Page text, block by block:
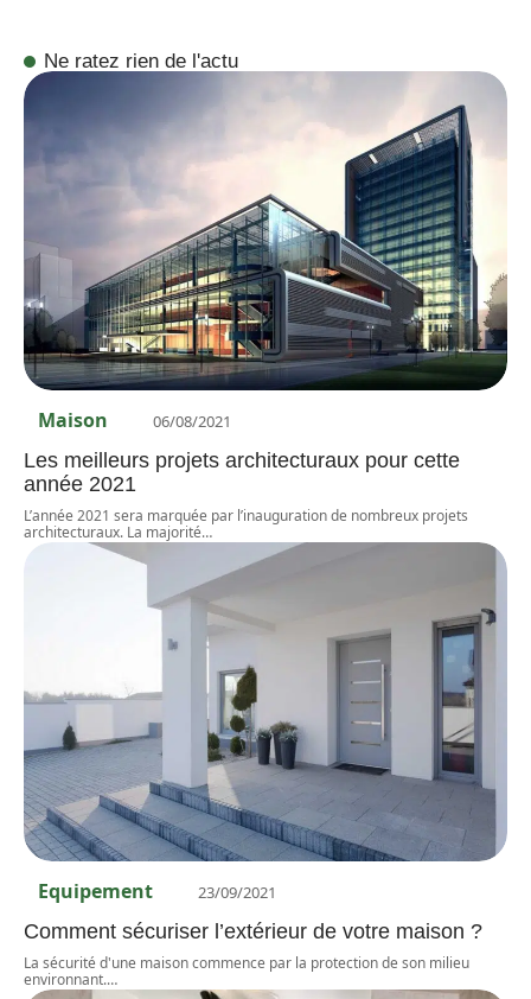
Ne ratez rien de l'actu
Maison 06/08/2021
Les meilleurs projets architecturaux pour cette
année 2021
L’année 2021 sera marquée par l’inauguration de nombreux projets
architecturaux. La majorité…
Equipement 23/09/2021
Comment sécuriser l’extérieur de votre maison ?
La sécurité d'une maison commence par la protection de son milieu
environnant.…